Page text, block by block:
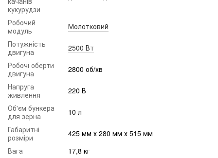
кукурудзи
Робочий
модуль
Молотковий
Потужність
двигуна
2500 Вт
Робочі оберти
двигуна
2800 об/хв
Напруга
живлення
220 В
Об'єм бункера
для зерна
10 л
Габаритні
розміри
425 мм х 280 мм х 515 мм
Вага
17,8 кг